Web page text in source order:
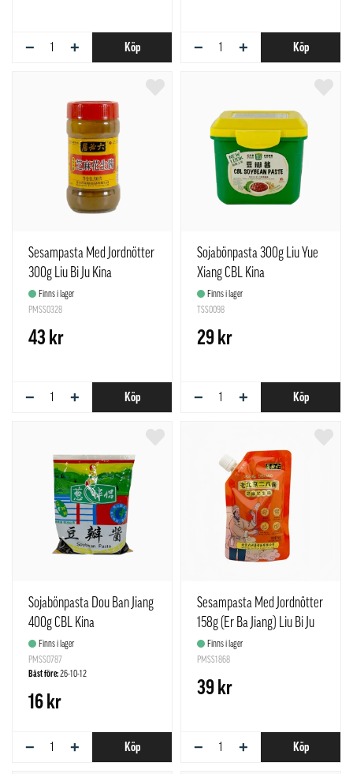
− + Köp − + Köp
Sesampasta Med Jordnötter
300g Liu Bi Ju Kina
Finns i lager
PMSS0328
43 kr
− + Köp
Sojabönpasta 300g Liu Yue
Xiang CBL Kina
Finns i lager
TSS0098
29 kr
− + Köp
Sojabönpasta Dou Ban Jiang
400g CBL Kina
Finns i lager
PMSS0787
Bäst före:26-10-12
16 kr
− + Köp
Sesampasta Med Jordnötter
158g (Er Ba Jiang) Liu Bi Ju
KinaFinns i lager
PMSS1868
39 kr
− + Köp